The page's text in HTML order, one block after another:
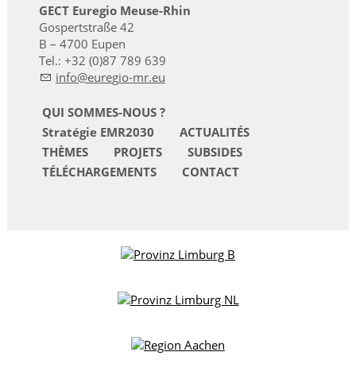
GECT Euregio Meuse-Rhin
Gospertstraße 42
B – 4700 Eupen
Tel.: +32 (0)87 789 639
nf
r g -mr
QUI SOMMES-NOUS ?
Stratégie EMR2030
ACTUALITÉS
THÈMES
PROJETS
SUBSIDES
TÉLÉCHARGEMENTS
CONTACT